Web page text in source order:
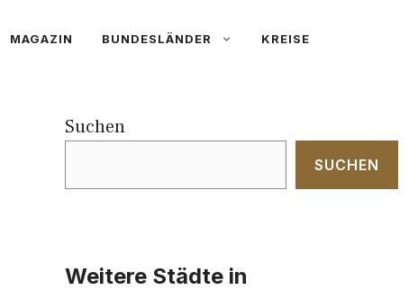
MAGAZIN BUNDESLÄNDER KREISE
Suchen
SUCHEN
Weitere Städte in